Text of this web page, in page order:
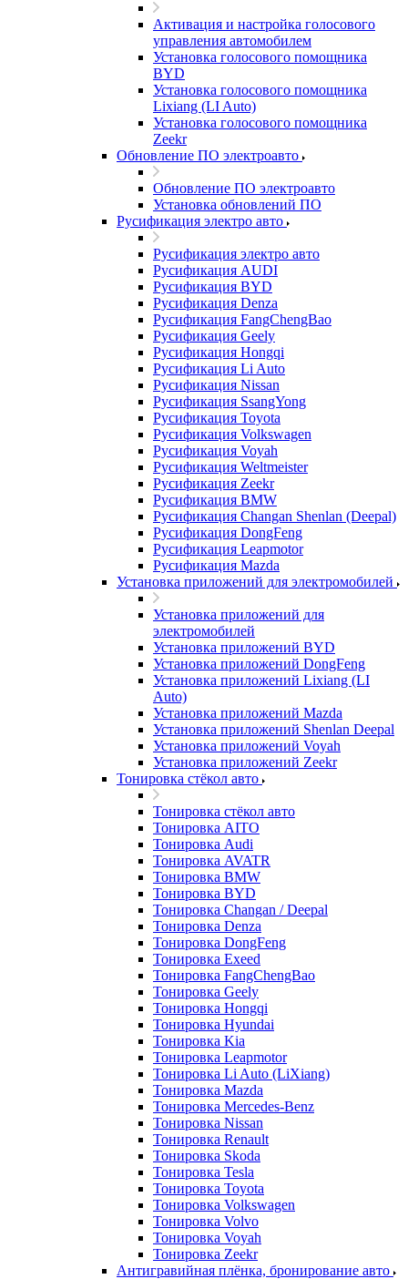
Активация и настройка голосового
управления автомобилем
Установка голосового помощника
BYD
Установка голосового помощника
Lixiang (LI Auto)
Установка голосового помощника
Zeekr
Обновление ПО электроавто
Обновление ПО электроавто
Установка обновлений ПО
Русификация электро авто
Русификация электро авто
Русификация AUDI
Русификация BYD
Русификация Denza
Русификация FangChengBao
Русификация Geely
Русификация Hongqi
Русификация Li Auto
Русификация Nissan
Русификация SsangYong
Русификация Toyota
Русификация Volkswagen
Русификация Voyah
Русификация Weltmeister
Русификация Zeekr
Русификация BMW
Русификация Changan Shenlan (Deepal)
Русификация DongFeng
Русификация Leapmotor
Русификация Mazda
Установка приложений для электромобилей
Установка приложений для
электромобилей
Установка приложений BYD
Установка приложений DongFeng
Установка приложений Lixiang (LI
Auto)
Установка приложений Mazda
Установка приложений Shenlan Deepal
Установка приложений Voyah
Установка приложений Zeekr
Тонировка стёкол авто
Тонировка стёкол авто
Тонировка AITO
Тонировка Audi
Тонировка AVATR
Тонировка BMW
Тонировка BYD
Тонировка Changan / Deepal
Тонировка Denza
Тонировка DongFeng
Тонировка Exeed
Тонировка FangChengBao
Тонировка Geely
Тонировка Hongqi
Тонировка Hyundai
Тонировка Kia
Тонировка Leapmotor
Тонировка Li Auto (LiXiang)
Тонировка Mazda
Тонировка Mercedes-Benz
Тонировка Nissan
Тонировка Renault
Тонировка Skoda
Тонировка Tesla
Тонировка Toyota
Тонировка Volkswagen
Тонировка Volvo
Тонировка Voyah
Тонировка Zeekr
Антигравийная плёнка, бронирование авто